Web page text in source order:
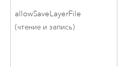
allowSaveLayerFile
(чтение и запись)